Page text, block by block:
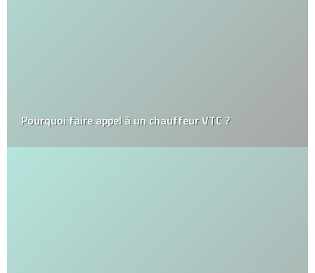
Pourquoi faire appel à un chauffeur VTC ?